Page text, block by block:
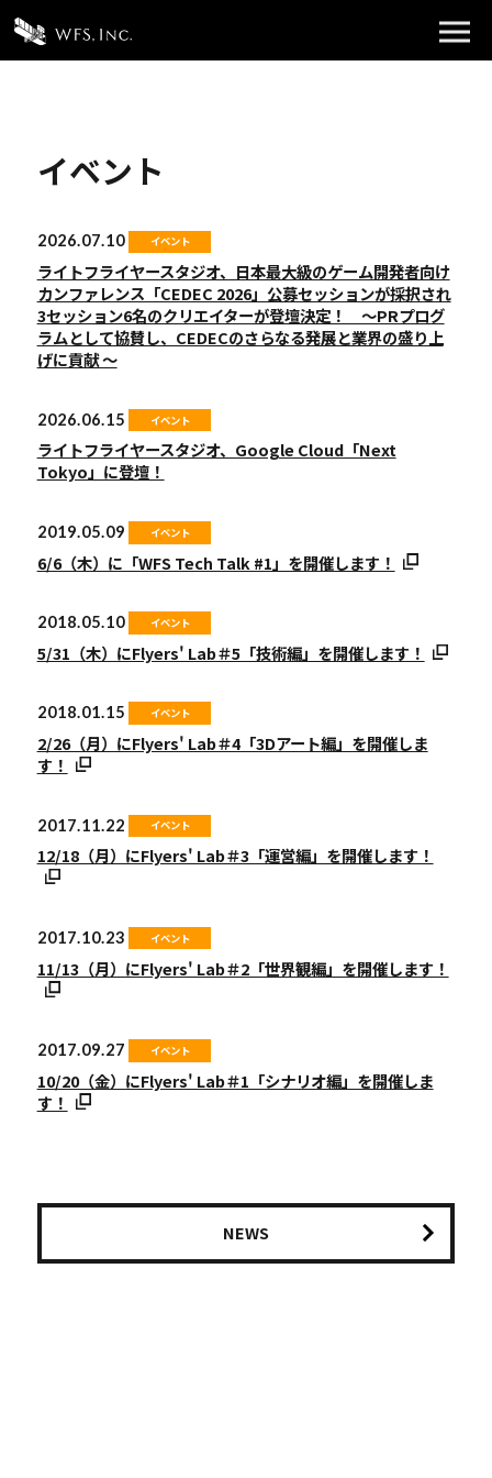
イベント
2026.07.10 イベント
ライトフライヤースタジオ、日本最大級のゲーム開発者向け
カンファレンス「CEDEC 2026」公募セッションが採択され
3セッション6名のクリエイターが登壇決定！ 〜PRプログ
ラムとして協賛し、CEDECのさらなる発展と業界の盛り上
げに貢献 〜
2026.06.15 イベント
ライトフライヤースタジオ、Google Cloud「Next
Tokyo」に登壇！
2019.05.09 イベント
6/6（木）に「WFS Tech Talk #1」を開催します！
2018.05.10 イベント
5/31（木）にFlyers' Lab＃5「技術編」を開催します！
2018.01.15 イベント
2/26（月）にFlyers' Lab＃4「3Dアート編」を開催しま
す！
2017.11.22 イベント
12/18（月）にFlyers' Lab＃3「運営編」を開催します！
2017.10.23 イベント
11/13（月）にFlyers' Lab＃2「世界観編」を開催します！
2017.09.27 イベント
10/20（金）にFlyers' Lab＃1「シナリオ編」を開催しま
す！
NEWS